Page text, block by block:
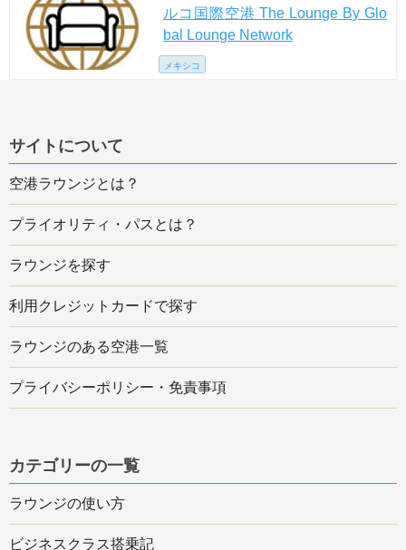
ルコ国際空港 The Lounge By Glo
bal Lounge Network
メキシコ
サイトについて
空港ラウンジとは？
プライオリティ・パスとは？
ラウンジを探す
利用クレジットカードで探す
ラウンジのある空港一覧
プライバシーポリシー・免責事項
カテゴリーの一覧
ラウンジの使い方
ビジネスクラス搭乗記